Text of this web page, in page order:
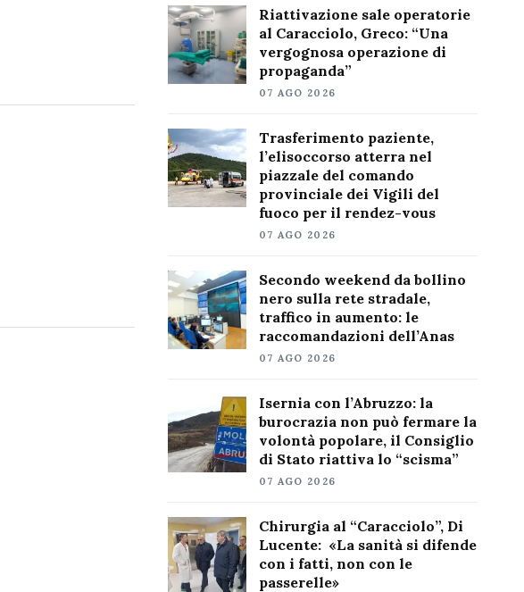
Riattivazione sale operatorie
al Caracciolo, Greco: “Una
vergognosa operazione di
propaganda”
07 AGO 2026
Trasferimento paziente,
l’elisoccorso atterra nel
piazzale del comando
provinciale dei Vigili del
fuoco per il rendez-vous
07 AGO 2026
Secondo weekend da bollino
nero sulla rete stradale,
traffico in aumento: le
raccomandazioni dell’Anas
07 AGO 2026
Isernia con l’Abruzzo: la
burocrazia non può fermare la
volontà popolare, il Consiglio
di Stato riattiva lo “scisma”
07 AGO 2026
Chirurgia al “Caracciolo”, Di
Lucente: «La sanità si difende
con i fatti, non con le
passerelle»